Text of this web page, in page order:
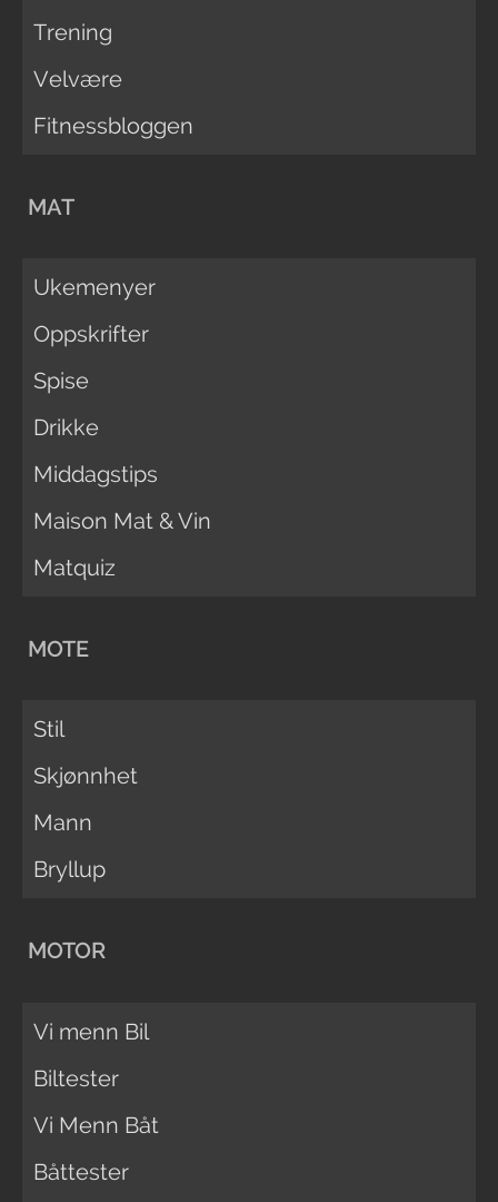
Trening
Velvære
Fitnessbloggen
MAT
Ukemenyer
Oppskrifter
Spise
Drikke
Middagstips
Maison Mat & Vin
Matquiz
MOTE
Stil
Skjønnhet
Mann
Bryllup
MOTOR
Vi menn Bil
Biltester
Vi Menn Båt
Båttester